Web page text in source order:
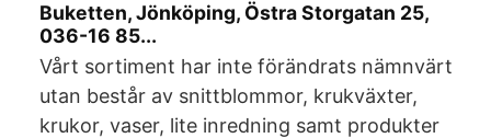
Buketten, Jönköping, Östra Storgatan 25,
036-16 85...
Vårt sortiment har inte förändrats nämnvärt
utan består av snittblommor, krukväxter,
krukor, vaser, lite inredning samt produkter